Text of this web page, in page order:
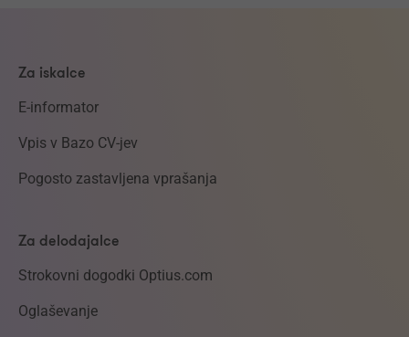
Za iskalce
E-informator
Vpis v Bazo CV-jev
Pogosto zastavljena vprašanja
Za delodajalce
Strokovni dogodki Optius.com
Oglaševanje